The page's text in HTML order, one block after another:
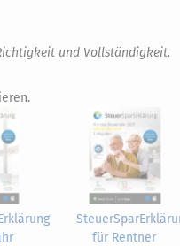
und Vollständigkeit.
für Rentner